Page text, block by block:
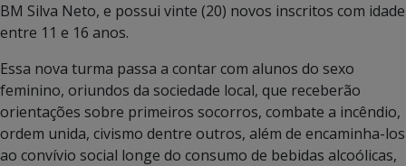
BM Silva Neto, e possui vinte (20) novos inscritos com idade
entre 11 e 16 anos.
Essa nova turma passa a contar com alunos do sexo
feminino, oriundos da sociedade local, que receberão
orientações sobre primeiros socorros, combate a incêndio,
ordem unida, civismo dentre outros, além de encaminha-los
ao convívio social longe do consumo de bebidas alcoólicas,